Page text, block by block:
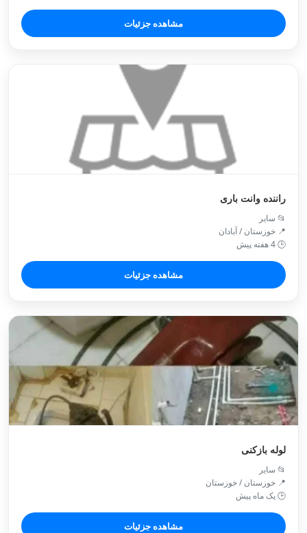
مشاهده جزئیات
راننده وانت باری
📂 سایر
📍 خوزستان / آبادان
🕒 4 هفته پیش
مشاهده جزئیات
لوله بازکنی
📂 سایر
📍 خوزستان / خوزستان
🕒 یک ماه پیش
مشاهده جزئیات